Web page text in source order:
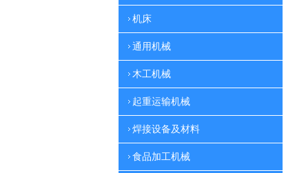
机床
通用机械
木工机械
起重运输机械
焊接设备及材料
食品加工机械